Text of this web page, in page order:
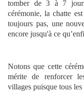
tomber de 3 à 7
cérémonie, la chatte
toujours pas, une
encore jusqu'à ce
Notons que cette
mérite de renforcer
villages puisque tous